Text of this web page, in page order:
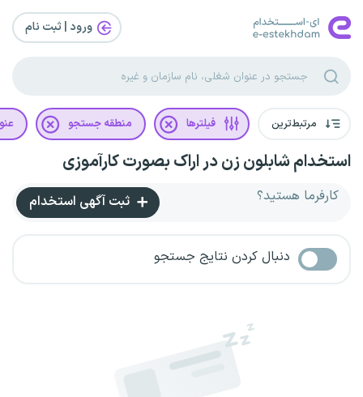
ورود | ثبت‌ نام
مرتبط‌ترین فیلترها منطقه جستجو
استخدام شابلون زن در اراک بصورت کارآموزی
کارفرما هستید؟ ثبت آگهی استخدام
دنبال کردن نتایج جستجو